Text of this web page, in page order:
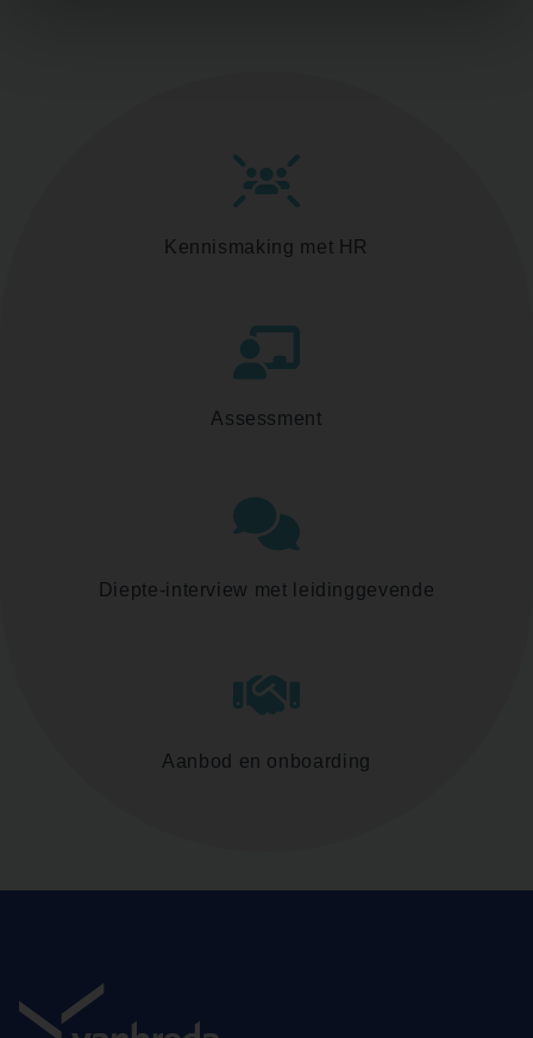
Kennismaking met HR
Assessment
Diepte-interview met leidinggevende
Aanbod en onboarding